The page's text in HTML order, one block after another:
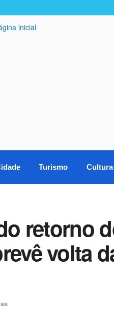
Turismo Cultura
retorno
volta